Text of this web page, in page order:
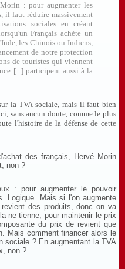
: pour augmenter les
il faut réduire massivement
sociales en créant
Français achète un
les Chinois ou Indiens,
de notre protection
de touristes qui viennent
[...] participent aussi à la
la TVA sociale, mais il faut bien
sans aucun doute, comme le plus
l'histoire de la défense de cette
des français, Hervé Morin
non ?
: pour augmenter le pouvoir
Logique. Mais si l'on augmente
des produits, donc on va
ne tienne, pour maintenir le prix
du prix de revient que
Mais comment financer alors le
sociale ? En augmentant la TVA
non ?